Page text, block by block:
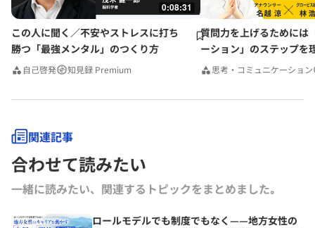
0:08:31
この人に聞く／不安やストレスに打ち
勝つ「最強メンタル」のつくり方
自己啓発 知見録 Premium
質問力を上げるためには
ーション」のステップを
みんなの相談室Premium
思考・コミュニケーション
関連記事
合わせて読みたい
一緒に読みたい、関連するトピックをまとめました｡
ロールモデルでも制度でもなく——地方女性の